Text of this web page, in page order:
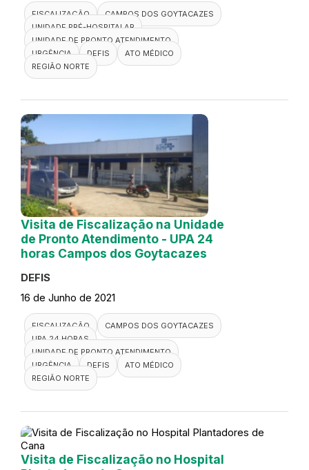
FISCALIZAÇÃO
CAMPOS DOS GOYTACAZES
UNIDADE PRÉ-HOSPITALAR
UNIDADE DE PRONTO ATENDIMENTO
URGÊNCIA
DEFIS
ATO MÉDICO
REGIÃO NORTE
Visita de Fiscalização na Unidade
de Pronto Atendimento - UPA 24
horas Campos dos Goytacazes
DEFIS
16 de Junho de 2021
FISCALIZAÇÃO
CAMPOS DOS GOYTACAZES
UPA 24 HORAS
UNIDADE DE PRONTO ATENDIMENTO
URGÊNCIA
DEFIS
ATO MÉDICO
REGIÃO NORTE
Visita de Fiscalização no Hospital